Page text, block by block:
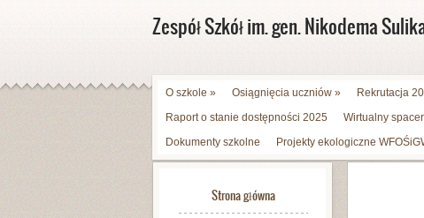
Zespół Szkół im. gen. Nikodema
O szkole » Osiągnięcia uczniów » Rekrutacja
Raport o stanie dostępności 2025
Wirtualny
Dokumenty szkolne
Projekty ekologiczne
Strona główna